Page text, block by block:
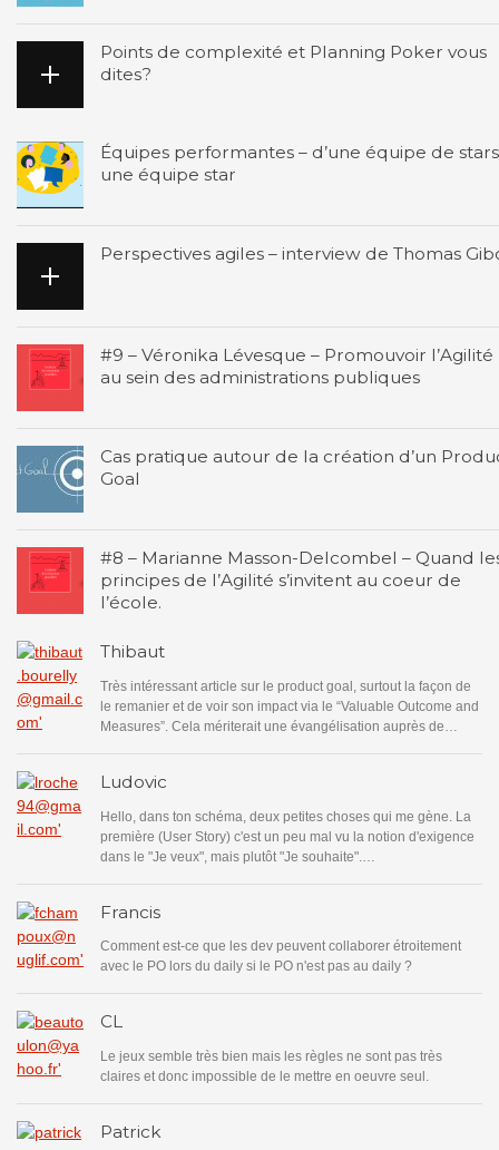
Points de complexité et Planning Poker vous
dites?
Équipes performantes – d’une équipe de
une équipe star
Perspectives agiles – interview de Thomas
#9 – Véronika Lévesque – Promouvoir l’Agilité
au sein des administrations publiques
Cas pratique autour de la création d’un
Goal
#8 – Marianne Masson-Delcombel – Quand
principes de l’Agilité s’invitent au coeur de
l’école.
Thibaut
Très intéressant article sur le product goal, surtout la façon de
le remanier et de voir son impact via le “Valuable Outcome and
Measures”. Cela mériterait une évangélisation auprès de…
Ludovic
Hello, dans ton schéma, deux petites choses qui me gène. La
première (User Story) c'est un peu mal vu la notion d'exigence
dans le "Je veux", mais plutôt "Je souhaite".…
Francis
Comment est-ce que les dev peuvent collaborer étroitement
avec le PO lors du daily si le PO n'est pas au daily ?
CL
Le jeux semble très bien mais les règles ne sont pas très
claires et donc impossible de le mettre en oeuvre seul.
Patrick